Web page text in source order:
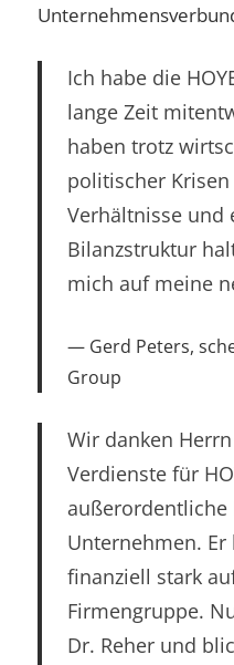
Ich habe die
lange Zeit
haben trotz
politischer
Verhältnisse und
Bilanzstruktur
mich auf meine
Gerd Peters,
Group
Wir danken
Verdienste für
außerordentliche
Unternehmen.
finanziell stark
Firmengruppe.
Dr. Reher und